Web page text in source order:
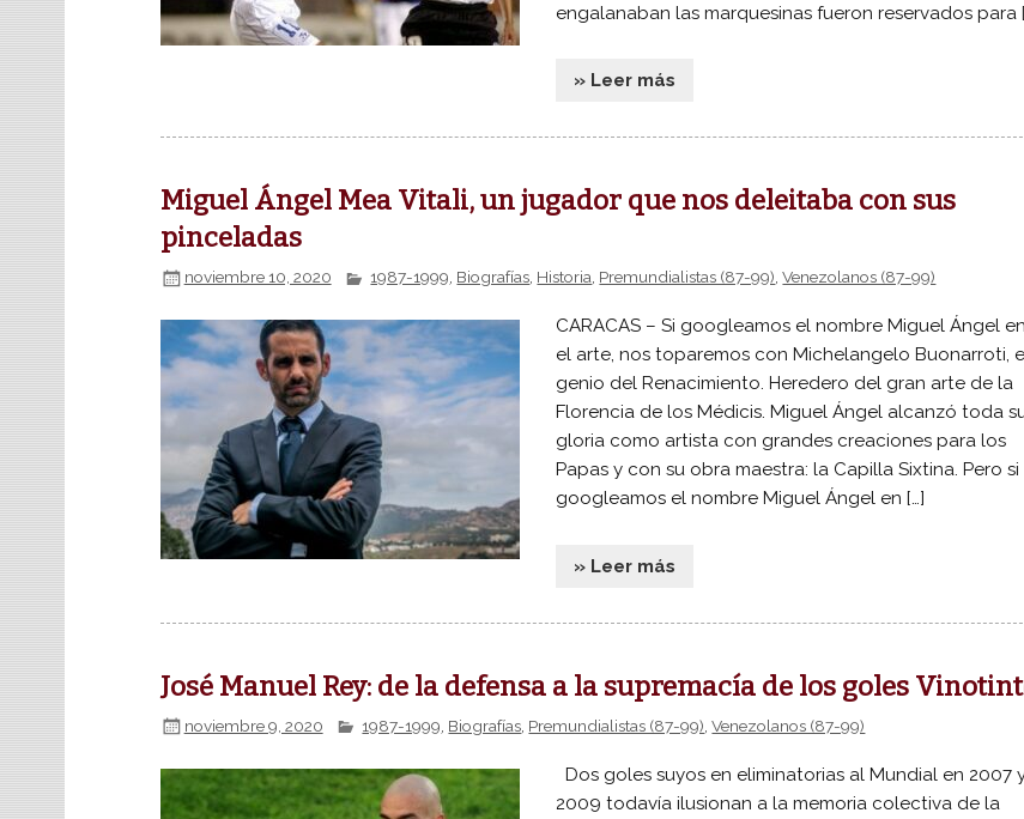
engalanaban las marquesinas fueron reservados para
» Leer más
Miguel Ángel Mea Vitali, un jugador que nos deleitaba con sus
pinceladas
noviembre 10, 2020 1987-1999, Biografías, Historia, Premundialistas (87-99),Venezolanos (87-99)
CARACAS – Si googleamos el nombre Miguel Ángel en
el arte, nos toparemos con Michelangelo Buonarroti,
genio del Renacimiento. Heredero del gran arte de la
Florencia de los Médicis. Miguel Ángel alcanzó toda
gloria como artista con grandes creaciones para los
Papas y con su obra maestra: la Capilla Sixtina. Pero si
googleamos el nombre Miguel Ángel en […]
» Leer más
José Manuel Rey: de la defensa a la supremacía de los goles
noviembre 9, 2020 1987-1999 Biografías Premundialistas (87-99) ,Venezolanos (87-99)
Dos goles suyos en eliminatorias al Mundial en 2007
2009 todavía ilusionan a la memoria colectiva de la